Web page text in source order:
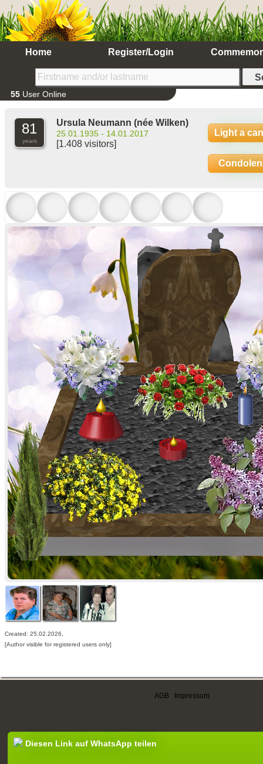
Home Register/Login
55 User Online
81
years
Ursula Neumann (née Wilken)
25.01.1935 - 14.01.2017
[1.408 visitors]
Light a
Created: 25.02.2026,
[Author visible for registered users only]
AGB Impressum
Diesen Link auf WhatsApp teilen